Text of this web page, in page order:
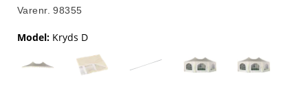
Varenr. 98355
Model: Kryds D